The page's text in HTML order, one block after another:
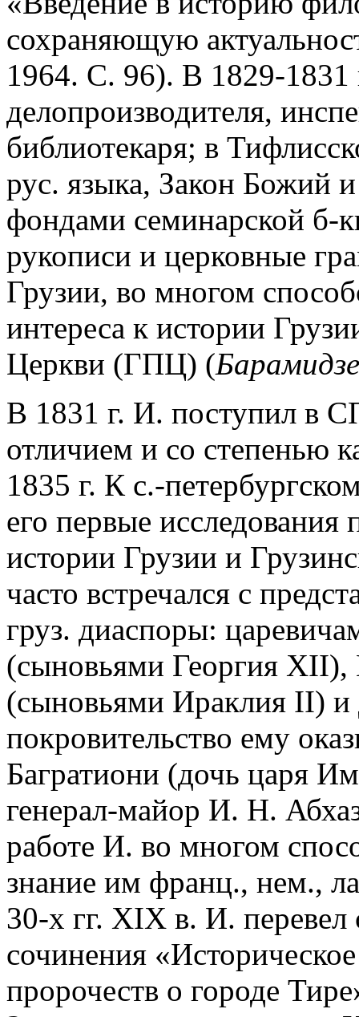
сохраняющую
1964. С. 96). В 1829-
делопроизводителя,
библиотекаря; в
рус. языка, Закон Божий
фондами семинарской б-
рукописи и церковные
Грузии, во многом
интереса к истории
Церкви (ГПЦ) (
В 1831 г. И. поступил в
отличием и со степенью
1835 г. К с.-
его первые
истории Грузии и
часто встречался с
груз. диаспоры:
(сыновьями Георгия
(сыновьями Ираклия II)
покровительство ему
Багратиони (дочь царя
генерал-майор И. Н.
работе И. во многом
знание им франц., нем.,
30-х гг. XIX в. И. перевел
сочинения
пророчеств о городе